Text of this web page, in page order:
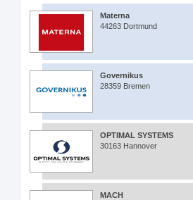
Materna
44263 Dortmund
Governikus
28359 Bremen
OPTIMAL SYSTEMS
30163 Hannover
MACH